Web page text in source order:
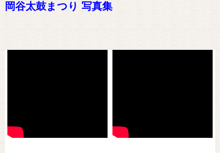
岡谷太鼓まつり 写真集